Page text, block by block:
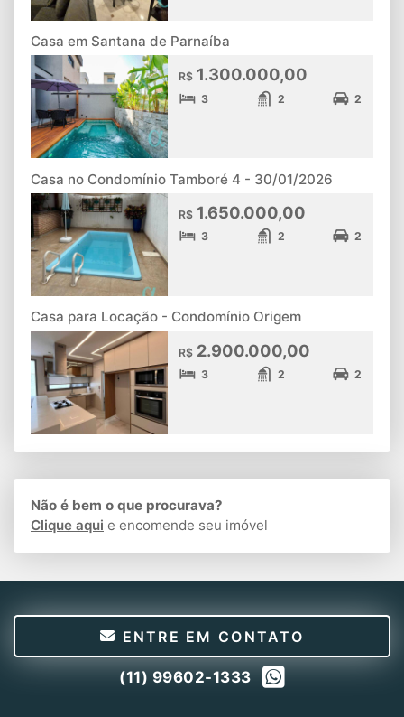
Casa em Santana de Parnaíba
R$ 1.300.000,00
3 2 2
Casa no Condomínio Tamboré 4 - 30/01/2026
R$ 1.650.000,00
3 2 2
Casa para Locação - Condomínio Origem
R$ 2.900.000,00
3 2 2
Não é bem o que procurava?
Clique aqui e encomende seu imóvel
ENTRE EM CONTATO
(11) 99602-1333